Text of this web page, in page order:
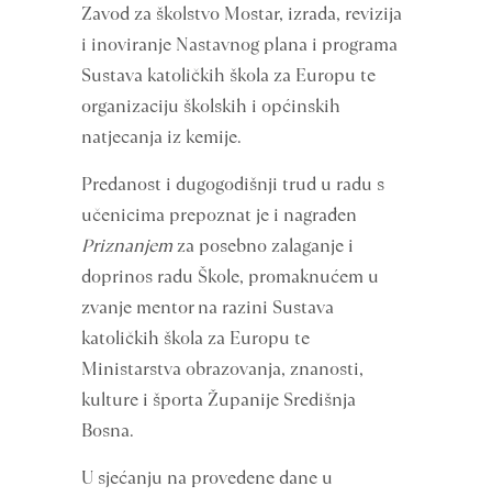
Zavod za školstvo Mostar, izrada, revizija
i inoviranje Nastavnog plana i programa
Sustava katoličkih škola za Europu te
organizaciju školskih i općinskih
natjecanja iz kemije.
Predanost i dugogodišnji trud u radu s
učenicima prepoznat je i nagrađen
Priznanjemza posebno zalaganje i
doprinos radu Škole, promaknućem u
zvanje mentor na razini Sustava
katoličkih škola za Europu te
Ministarstva obrazovanja, znanosti,
kulture i športa Županije Središnja
Bosna.
U sjećanju na provedene dane u